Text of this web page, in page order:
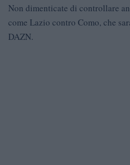
Non dimenticate di controllare
come Lazio contro Como, che
DAZN.